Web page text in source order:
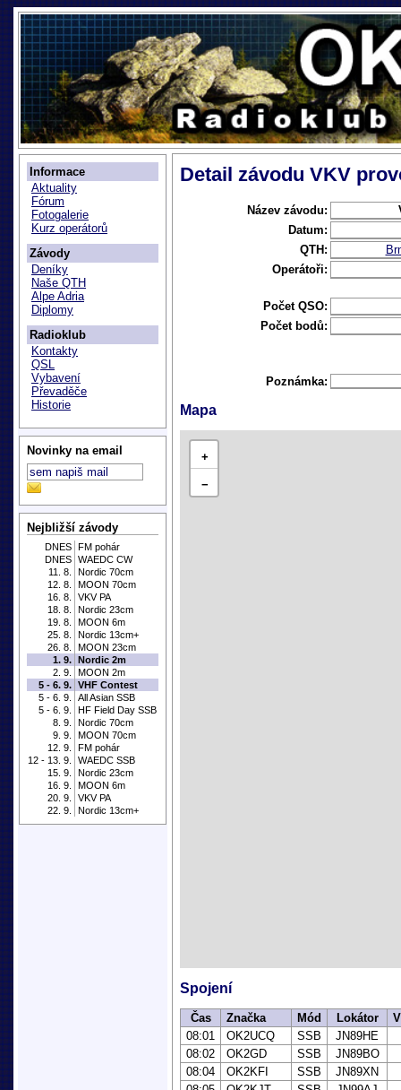
Informace
Aktuality
Fórum
Fotogalerie
Kurz operátorů
Závody
Deníky
Naše QTH
Alpe Adria
Diplomy
Radioklub
Kontakty
QSL
Vybavení
Převaděče
Historie
Novinky na email
Nejbližší závody
DNES FM pohár
DNES WAEDC CW
11. 8.
Nordic 70cm
12. 8.
MOON 70cm
16. 8.
VKV PA
18. 8.
Nordic 23cm
19. 8.
MOON 6m
25. 8.
Nordic 13cm+
26. 8.
MOON 23cm
1. 9. Nordic 2m
2. 9.
MOON 2m
5 - 6. 9. VHF Contest
5 - 6. 9.
All Asian SSB
5 - 6. 9.
HF Field Day SSB
8. 9.
Nordic 70cm
9. 9.
MOON 70cm
12. 9.
FM pohár
12 - 13. 9.
WAEDC SSB
15. 9.
Nordic 23cm
16. 9.
MOON 6m
20. 9.
VKV PA
22. 9.
Nordic 13cm+
Detail závodu VKV
Název závodu:
Datum:
QTH:
Operátoři:
Počet QSO:
Počet bodů:
Poznámka:
Mapa
+
−
Spojení
Čas Značka Mód Lokátor
08:01
OK2UCQ SSB
JN89HE
08:02
OK2GD SSB
JN89BO
08:04
OK2KFI SSB
JN89XN